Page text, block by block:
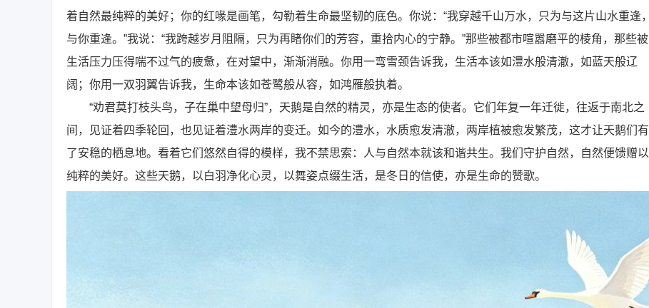
着自然最纯粹的美好；你的红喙是画笔，勾勒着生命最坚韧的底色。你说：“我穿越千山万水，只为与这片山水重逢，
与你重逢。”我说：“我跨越岁月阻隔，只为再睹你们的芳容，重拾内心的宁静。”那些被都市喧嚣磨平的棱角，那些被
生活压力压得喘不过气的疲惫，在对望中，渐渐消融。你用一弯雪颈告诉我，生活本该如澧水般清澈，如蓝天般辽
阔；你用一双羽翼告诉我，生命本该如苍鹭般从容，如鸿雁般执着。
“劝君莫打枝头鸟，子在巢中望母归”，天鹅是自然的精灵，亦是生态的使者。它们年复一年迁徙，往返于南北之
间，见证着四季轮回，也见证着澧水两岸的变迁。如今的澧水，水质愈发清澈，两岸植被愈发繁茂，这才让天鹅们有
了安稳的栖息地。看着它们悠然自得的模样，我不禁思索：人与自然本就该和谐共生。我们守护自然，自然便馈赠以
纯粹的美好。这些天鹅，以白羽净化心灵，以舞姿点缀生活，是冬日的信使，亦是生命的赞歌。